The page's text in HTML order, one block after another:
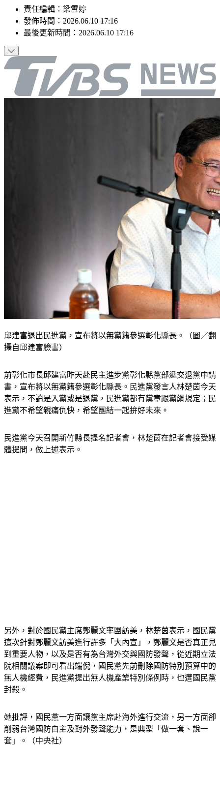
發佈時間： 2026.06.10 17:16
最後更新時間：2026.06.10 17:16
攝自邱建富臉書）
書，宣布將以無黨籍參選彰化縣長。民進黨發言人林楚茵今天
表示，不論是入黨或是退黨，民進黨都有黨章跟黨綱規定；民
進黨不希望親痛仇快，希望團結一起拚好未來。
體提問，做上述表示。
這次針對鄭麗文訪美進行許多「大內宣」，鄭麗文是否真正見
到重要人物，以及是否有為台灣外交與國防發聲，從近期立法
院相關議案即可看出端倪，國民黨先前刪除國防特別預算中的
無人機經費，民進黨提出無人機產業特別條例時，也遭國民黨
封殺。
削弱台灣國防自主及對外發聲能力，是典型「做一套、說一
套」。（中央社）